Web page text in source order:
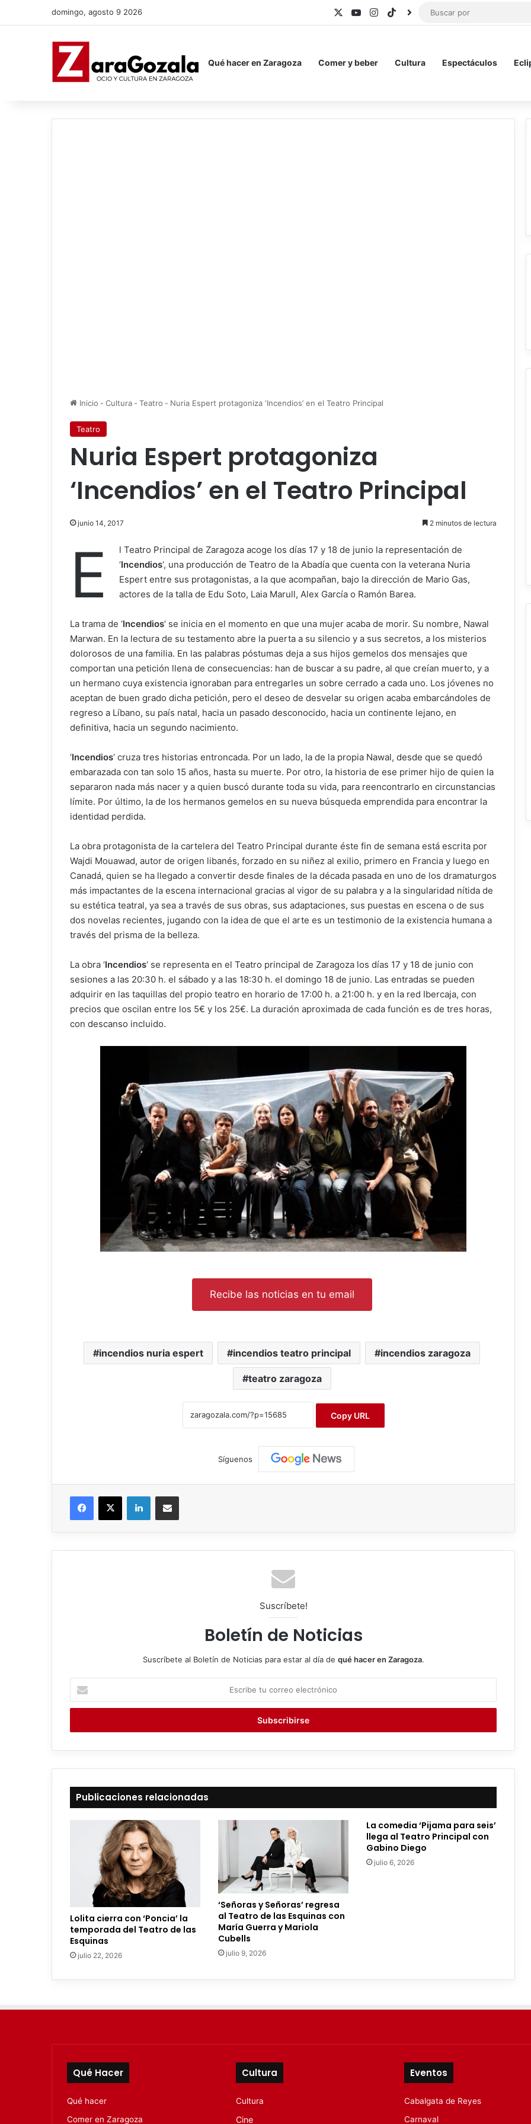
domingo, agosto 9 2026 YouTubeInstagram
TikTokBlueSky
Qué hacer en Zaragoza Comer y beber Cultura Espectáculos
Inicio - Cultura - Teatro - Nuria Espert protagoniza ‘Incendios’ en el Teatro Principal
Teatro
Nuria Espert protagoniza
‘Incendios’ en el Teatro Principal
junio 14, 2017 2 minutos de lectura
E
l Teatro Principal de Zaragoza acoge los días 17 y 18 de junio la representación de
‘Incendios‘, una producción de Teatro de la Abadía que cuenta con la veterana Nuria
Espert entre sus protagonistas, a la que acompañan, bajo la dirección de Mario Gas,
actores de la talla de Edu Soto, Laia Marull, Alex García o Ramón Barea.
La trama de ‘Incendios‘ se inicia en el momento en que una mujer acaba de morir. Su nombre, Nawal
Marwan. En la lectura de su testamento abre la puerta a su silencio y a sus secretos, a los misterios
dolorosos de una familia. En las palabras póstumas deja a sus hijos gemelos dos mensajes que
comportan una petición llena de consecuencias: han de buscar a su padre, al que creían muerto, y a
un hermano cuya existencia ignoraban para entregarles un sobre cerrado a cada uno. Los jóvenes no
aceptan de buen grado dicha petición, pero el deseo de desvelar su origen acaba embarcándoles de
regreso a Líbano, su país natal, hacia un pasado desconocido, hacia un continente lejano, en
definitiva, hacia un segundo nacimiento.
‘Incendios‘ cruza tres historias entroncada. Por un lado, la de la propia Nawal, desde que se quedó
embarazada con tan solo 15 años, hasta su muerte. Por otro, la historia de ese primer hijo de quien la
separaron nada más nacer y a quien buscó durante toda su vida, para reencontrarlo en circunstancias
límite. Por último, la de los hermanos gemelos en su nueva búsqueda emprendida para encontrar la
identidad perdida.
La obra protagonista de la cartelera del Teatro Principal durante éste fin de semana está escrita por
Wajdi Mouawad, autor de origen libanés, forzado en su niñez al exilio, primero en Francia y luego en
Canadá, quien se ha llegado a convertir desde finales de la década pasada en uno de los dramaturgos
más impactantes de la escena internacional gracias al vigor de su palabra y a la singularidad nítida de
su estética teatral, ya sea a través de sus obras, sus adaptaciones, sus puestas en escena o de sus
dos novelas recientes, jugando con la idea de que el arte es un testimonio de la existencia humana a
través del prisma de la belleza.
La obra ‘Incendios‘ se representa en el Teatro principal de Zaragoza los días 17 y 18 de junio con
sesiones a las 20:30 h. el sábado y a las 18:30 h. el domingo 18 de junio. Las entradas se pueden
adquirir en las taquillas del propio teatro en horario de 17:00 h. a 21:00 h. y en la red Ibercaja, con
precios que oscilan entre los 5€ y los 25€. La duración aproximada de cada función es de tres horas,
con descanso incluido.
Recibe las noticias en tu email
incendios nuria espert incendios teatro principal incendios zaragoza
teatro zaragoza
Copy URL
Síguenos
Suscríbete!
Boletín de Noticias
Suscríbete al Boletín de Noticias para estar al día de qué hacer en Zaragoza.
c
i
t
o
c
t
r
ó
n
c
Publicaciones relacionadas
Lolita cierra con ‘Poncia’ la
temporada del Teatro de las
Esquinas
julio 22, 2026
‘Señoras y Señoras’ regresa
al Teatro de las Esquinas con
María Guerra y Mariola
Cubells
julio 9, 2026
La comedia ‘Pijama para seis’
llega al Teatro Principal con
Gabino Diego
julio 6, 2026
Qué Hacer
Qué hacer
Comer en Zaragoza
Cultura
Cultura
Cine
Eventos
Cabalgata de Reyes
Carnaval